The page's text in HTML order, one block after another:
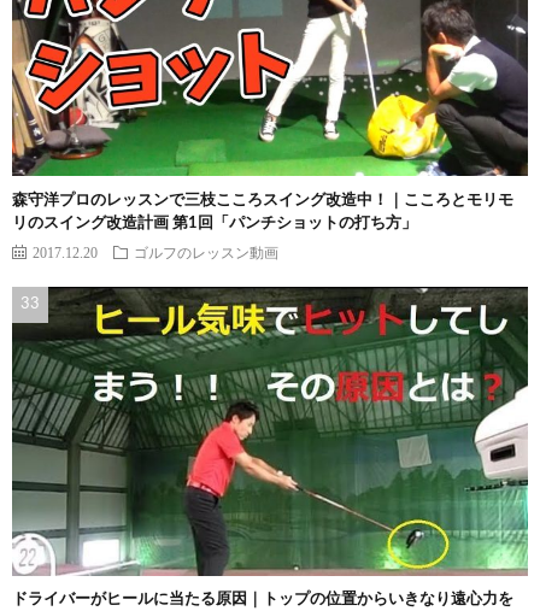
森守洋プロのレッスンで三枝こころスイング改造中！｜こころとモリモ
リのスイング改造計画 第1回「パンチショットの打ち方」
2017.12.20 ゴルフのレッスン動画
ドライバーがヒールに当たる原因｜トップの位置からいきなり遠心力を